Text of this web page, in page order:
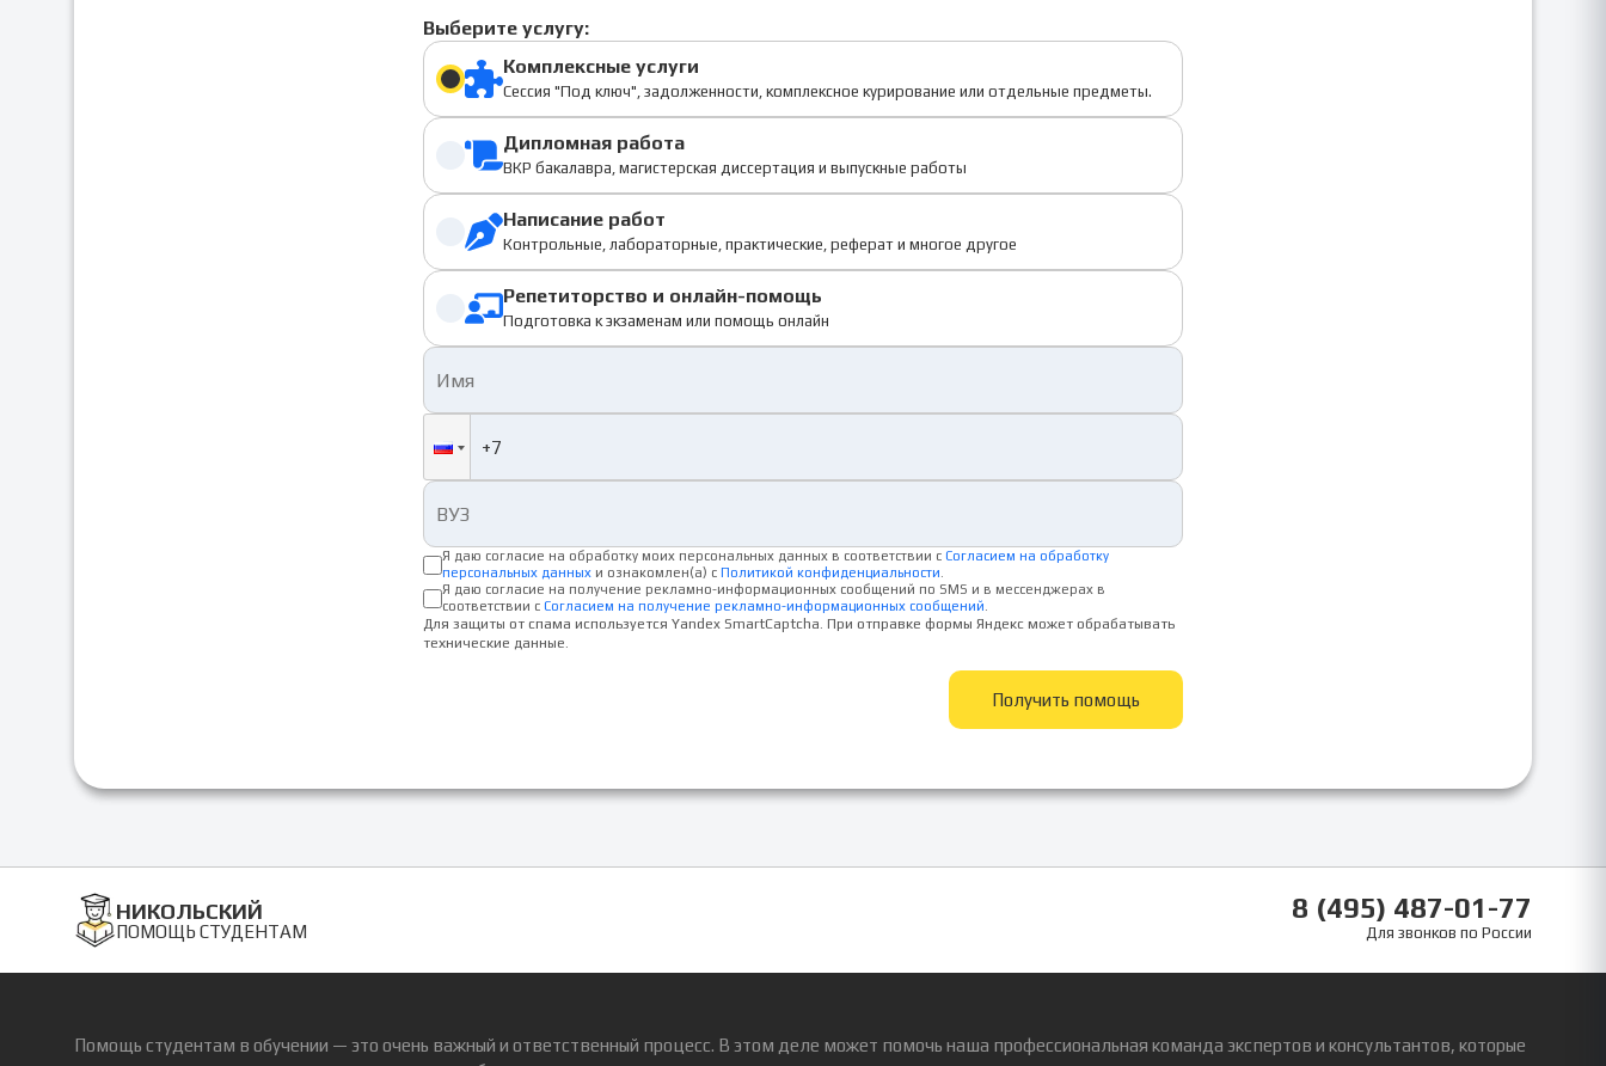
Выберите услугу:
Комплексные услуги
Сессия "Под ключ", задолженности, комплексное курирование или отдельные предметы.
Дипломная работа
ВКР бакалавра, магистерская диссертация и выпускные работы
Написание работ
Контрольные, лабораторные, практические, реферат и многое другое
Репетиторство и онлайн-помощь
Подготовка к экзаменам или помощь онлайн
Я даю согласие на обработку моих персональных данных в соответствии с Согласием на обработку
персональных данных и ознакомлен(а) с Политикой конфиденциальности
Я даю согласие на получение рекламно-информационных сообщений по SMS и в мессенджерах в
соответствии с Согласием на получение рекламно-информационных сообщений
Для защиты от спама используется Yandex SmartCaptcha. При отправке формы Яндекс может обрабатывать
технические данные.
Получить помощь
НИКОЛЬСКИЙ
ПОМОЩЬ СТУДЕНТАМ
8 (495) 487-01-77
Для звонков по России
Помощь студентам в обучении — это очень важный и ответственный процесс. В этом деле может помочь наша профессиональная команда экспертов и консультантов, которые